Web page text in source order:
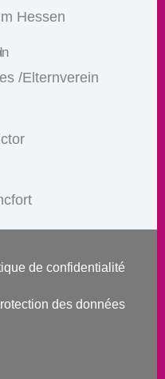
Hessen
/Elternverein
de confidentialité
des données